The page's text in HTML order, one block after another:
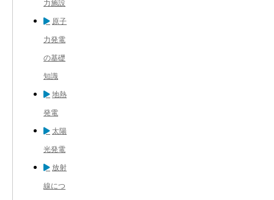
力施設
原子
力発電
の基礎
知識
地熱
発電
太陽
光発電
放射
線につ